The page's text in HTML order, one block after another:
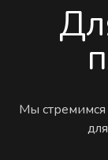
Мы стремимся